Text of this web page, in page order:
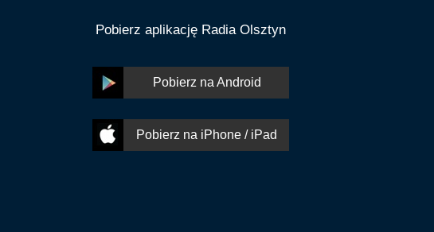
Pobierz aplikację Radia Olsztyn
Pobierz na Android
Pobierz na iPhone / iPad